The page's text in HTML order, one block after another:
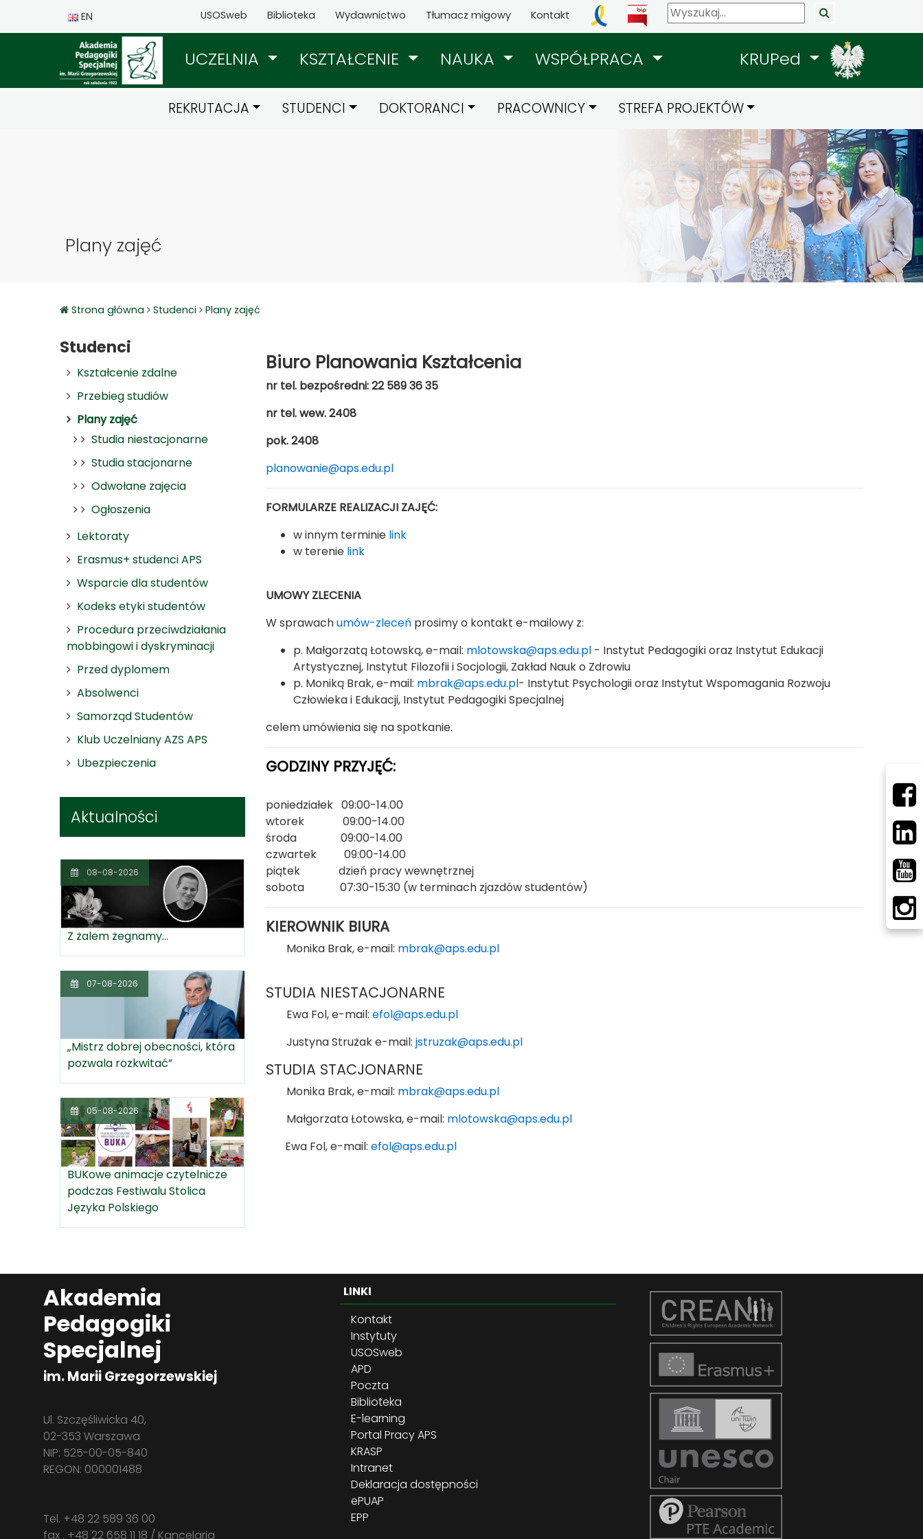
EN USOSweb Biblioteka Wydawnictwo Tłumacz migowy Kontakt
UCZELNIA KSZTAŁCENIE NAUKA WSPÓŁPRACA KRUPed
REKRUTACJA STUDENCI DOKTORANCI PRACOWNICY STREFA PROJEKTÓW
Plany zajęć
Strona główna Studenci Plany zajęć
Studenci
Kształcenie zdalne
Przebieg studiów
Plany zajęć
Studia niestacjonarne
Studia stacjonarne
Odwołane zajęcia
Ogłoszenia
Lektoraty
Erasmus+ studenci APS
Wsparcie dla studentów
Kodeks etyki studentów
Procedura przeciwdziałania
mobbingowi i dyskryminacji
Przed dyplomem
Absolwenci
Samorząd Studentów
Klub Uczelniany AZS APS
Ubezpieczenia
Aktualności
08-08-2026
Z żalem żegnamy...
07-08-2026
„Mistrz dobrej obecności, która
pozwala rozkwitać”
05-08-2026
BUKowe animacje czytelnicze
podczas Festiwalu Stolica
Języka Polskiego
Biuro Planowania Kształcenia
nr tel. bezpośredni: 22 589 36 35
nr tel. wew. 2408
pok. 2408
planowanie@aps.edu.pl
FORMULARZE REALIZACJI ZAJĘĆ:
w innym terminie link
w terenie link
UMOWY ZLECENIA
W sprawachumów-zleceń prosimy o kontakt e-mailowy z:
p. Małgorzatą Łotowską, e-mail: mlotowska@aps.edu.pl - Instytut Pedagogiki oraz Instytut Edukacji
Artystycznej, Instytut Filozofii i Socjologii, Zakład Nauk o Zdrowiu
p. Moniką Brak, e-mail: mbrak@aps.edu.pl- Instytut Psychologii oraz Instytut Wspomagania Rozwoju
Człowieka i Edukacji, Instytut Pedagogiki Specjalnej
celem umówienia się na spotkanie.
GODZINY PRZYJĘĆ:
poniedziałek 09:00-14.00
wtorek 09:00-14.00
środa 09:00-14.00
czwartek 09:00-14.00
piątek dzień pracy wewnętrznej
sobota 07:30-15:30 (w terminach zjazdów studentów)
KIEROWNIK BIURA
Monika Brak, e-mail: mbrak@aps.edu.pl
STUDIA NIESTACJONARNE
Ewa Fol, e-mail: efol@aps.edu.pl
Justyna Strużak e-mail: jstruzak@aps.edu.pl
STUDIA STACJONARNE
Monika Brak, e-mail: mbrak@aps.edu.pl
Małgorzata Łotowska, e-mail: mlotowska@aps.edu.pl
Ewa Fol, e-mail: efol@aps.edu.pl
Akademia
Pedagogiki
Specjalnej
im. Marii Grzegorzewskiej
Ul. Szczęśliwicka 40,
02-353 Warszawa
NIP: 525-00-05-840
REGON: 000001488
Tel. +48 22 589 36 00
fax . +48 22 658 11 18 / Kancelaria
LINKI
Kontakt
Instytuty
USOSweb
APD
Poczta
Biblioteka
E-learning
Portal Pracy APS
KRASP
Intranet
Deklaracja dostępności
ePUAP
EPP